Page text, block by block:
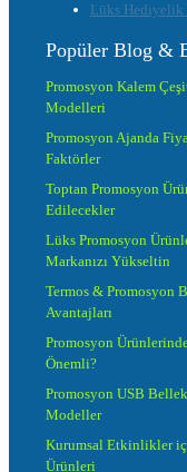
Lüks Hediyelik
Popüler Blog &
Promosyon Kalem
Modelleri
Promosyon Ajanda
Faktörler
Toptan Promosyon
Edilecekler
Lüks Promosyon
Markanızı Yükseltin
Termos & Promosyon
Avantajları
Promosyon
Önemli?
Promosyon USB
Modeller
Kurumsal Etkinlikler
Ürünleri